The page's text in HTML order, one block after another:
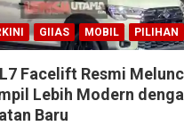
GIIAS MOBIL PILIHAN
Facelift Resmi
Lebih Modern
Baru